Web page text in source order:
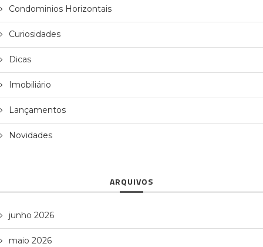
Condominios Horizontais
Curiosidades
Dicas
Imobiliário
Lançamentos
Novidades
ARQUIVOS
junho 2026
maio 2026